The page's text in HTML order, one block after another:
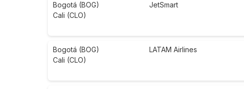
Bogotá (BOG)
Cali (CLO)
JetSmart
Bogotá (BOG)
Cali (CLO)
LATAM Airlines